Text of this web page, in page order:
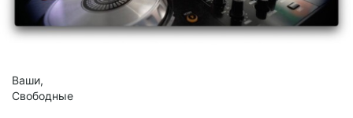
Ваши,
Свободные